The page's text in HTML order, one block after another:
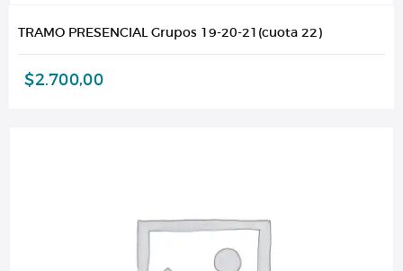
TRAMO PRESENCIAL Grupos 19-20-21(cuota 22)
$2.700,00